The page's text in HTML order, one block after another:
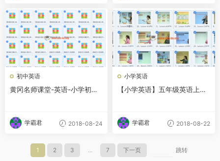
初中英语
黄冈名师课堂-英语-小学初中
学霸君 2018-08-24
小学英语
【小学英语】五年级英语上册
学霸君 2018-08-22
1 2 3 ... 7 下一页 跳转